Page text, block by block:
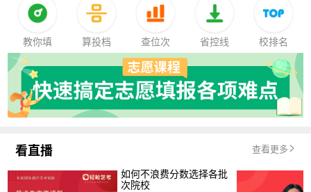
教你填 算投档 查位次 省控线 校排名
看直播 查看更多
如何不浪费分数选择各批
次院校